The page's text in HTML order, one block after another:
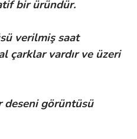
bir üründür.
verilmiş saat
çarklar vardır ve üzeri
deseni görüntüsü